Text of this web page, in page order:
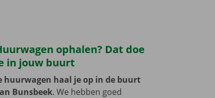
ophalen? Dat doe
in jouw buurt
huurwagen haal je op in de buurt
Bunsbeek. We hebben goed